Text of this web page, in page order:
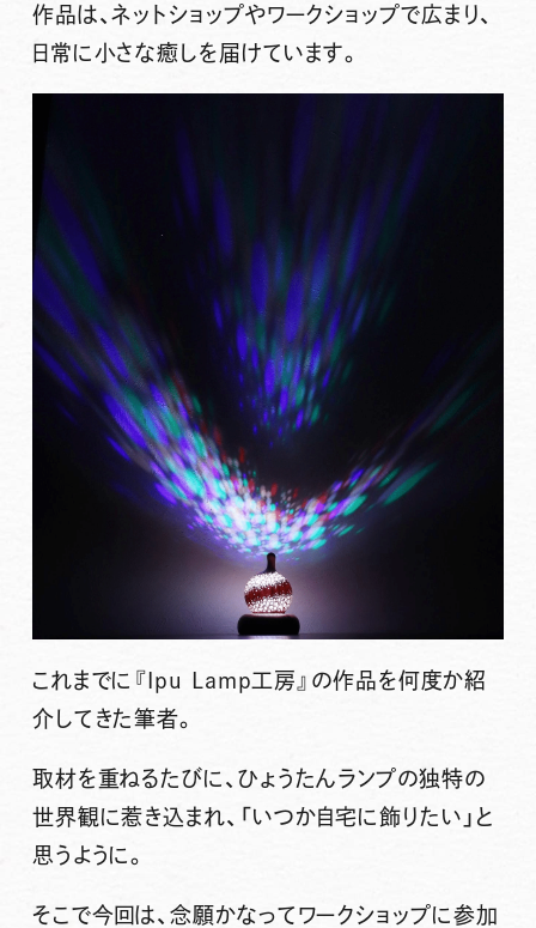
作品は、ネットショップやワークショップで広まり、
日常に小さな癒しを届けています。
これまでに『Ipu Lamp工房』の作品を何度か紹
介してきた筆者。
取材を重ねるたびに、ひょうたんランプの独特の
世界観に惹き込まれ、「いつか自宅に飾りたい」と
思うように。
そこで今回は、念願かなってワークショップに参加